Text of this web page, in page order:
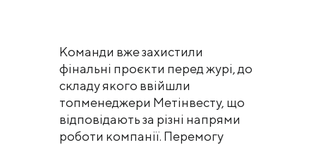
Команди вже захистили
фінальні проєкти перед журі, до
складу якого ввійшли
топменеджери Метінвесту, що
відповідають за різні напрями
роботи компанії. Перемогу